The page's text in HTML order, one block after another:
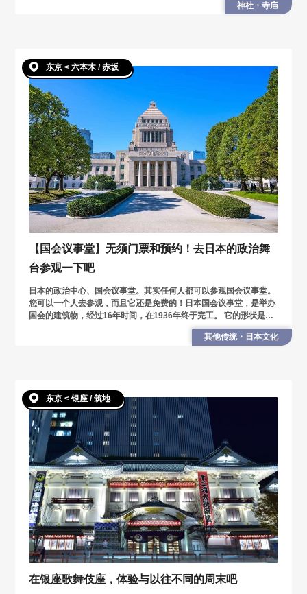
神社・寺庙
东京 < 六本木 / 赤坂
【国会议事堂】无须门票和预约！去日本的政治舞
台参观一下吧
日本的政治中心、国会议事堂。其实任何人都可以参观国会议事堂。
您可以一个人去参观，而且它还是免费的！日本国会议事堂，是举办
国会的建筑物，经过16年时间，在1936年终于完工。 它的形状是左
右对称，从正面看左面是众议院，右面参议院。
其他传统・日本文化
东京 < 银座 / 筑地
在银座歌舞伎座，体验与以往不同的周末吧